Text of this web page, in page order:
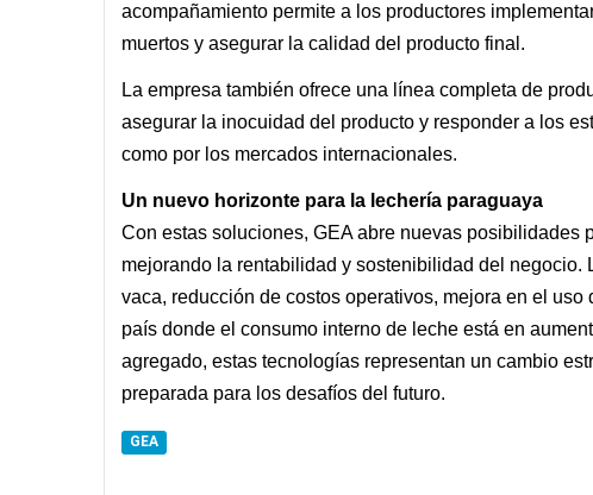
acompañamiento permite a los productores
muertos y asegurar la calidad del producto final.
La empresa también ofrece una línea completa de
asegurar la inocuidad del producto y responder a los
como por los mercados internacionales.
Un nuevo horizonte para la lechería paraguaya
Con estas soluciones, GEA abre nuevas posibilidades
mejorando la rentabilidad y sostenibilidad del
vaca, reducción de costos operativos, mejora en el
país donde el consumo interno de leche está en
agregado, estas tecnologías representan un cambio
preparada para los desafíos del futuro.
GEA